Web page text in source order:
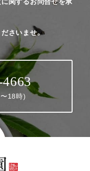
さいませ。
18時)